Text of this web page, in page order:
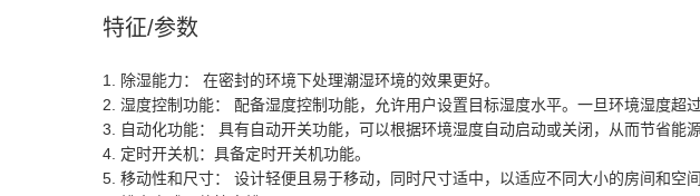
特征/参数
1. 除湿能力： 在密封的环境下处理潮湿环境的效果更好。
2. 湿度控制功能： 配备湿度控制功能，允许用户设置目标湿度水平。一旦环境湿度超
3. 自动化功能： 具有自动开关功能，可以根据环境湿度自动启动或关闭，从而节省能
4. 定时开关机：具备定时开关机功能。
5. 移动性和尺寸： 设计轻便且易于移动，同时尺寸适中，以适应不同大小的房间和空间